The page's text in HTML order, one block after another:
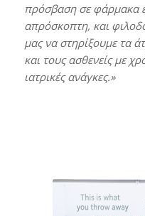
πρόσβαση σε φάρμακα
απρόσκοπτη, και
μας να στηρίξουμε τα
και τους ασθενείς με
ιατρικές ανάγκες.»